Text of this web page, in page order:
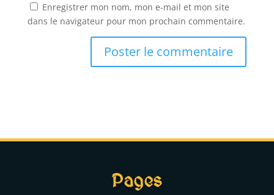
Enregistrer mon nom, mon e-mail et mon site
dans le navigateur pour mon prochain commentaire.
n
Pages